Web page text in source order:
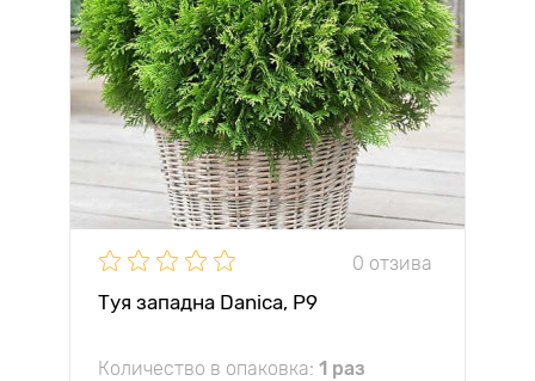
0 отзива
Туя западна Danica, Р9
Количество в опаковка: 1 раз